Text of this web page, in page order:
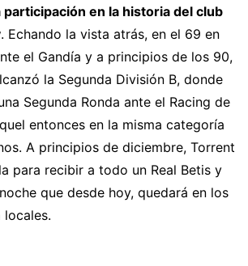
participación en la historia del club
. Echando la vista atrás, en el 69 en
el Gandía y a principios de los 90,
la Segunda División B, donde
Segunda Ronda ante el Racing de
entonces en la misma categoría
A principios de diciembre, Torrent
para recibir a todo un Real Betis y
que desde hoy, quedará en los